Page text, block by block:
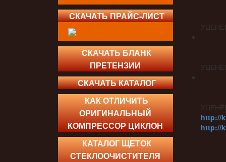
СКАЧАТЬ ПРАЙС-ЛИСТ
СКАЧАТЬ БЛАНК
ПРЕТЕНЗИИ
СКАЧАТЬ КАТАЛОГ
КАК ОТЛИЧИТЬ
ОРИГИНАЛЬНЫЙ
КОМПРЕССОР ЦИКЛОН
КАТАЛОГ ЩЕТОК
СТЕКЛООЧИСТИТЕЛЯ
http://
http://